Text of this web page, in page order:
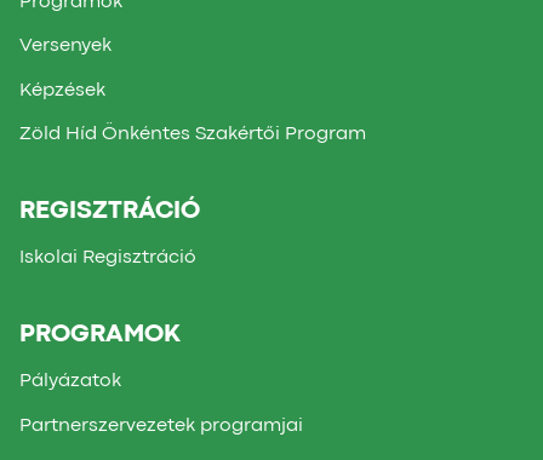
Versenyek
Képzések
Zöld Híd Önkéntes Szakértői Program
REGISZTRÁCIÓ
Iskolai Regisztráció
PROGRAMOK
Pályázatok
Partnerszervezetek programjai